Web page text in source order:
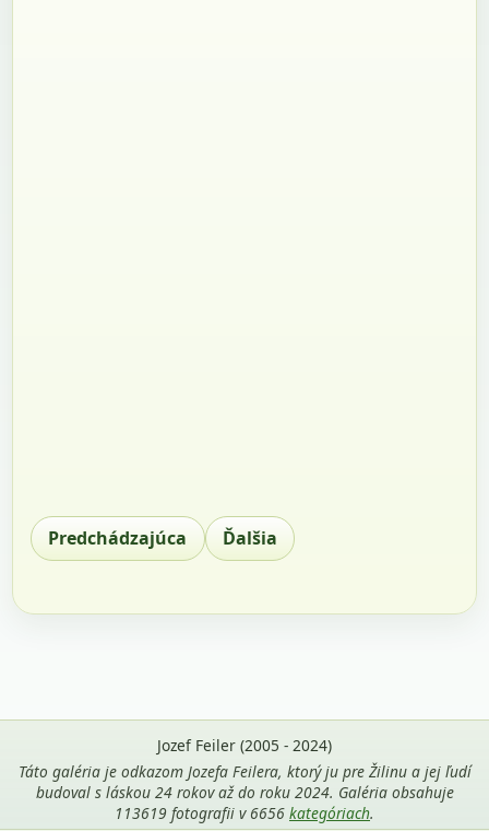
Predchádzajúca Ďalšia
Jozef Feiler (2005 - 2024)
Táto galéria je odkazom Jozefa Feilera, ktorý ju pre Žilinu a jej ľudí
budoval s láskou 24 rokov až do roku 2024. Galéria obsahuje
113619 fotografii v 6656 kategóriach.